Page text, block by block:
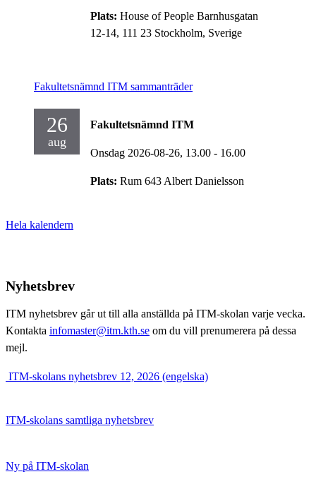
Plats: House of People Barnhusgatan
12-14, 111 23 Stockholm, Sverige
Fakultetsnämnd ITM sammanträder
26
aug
Fakultetsnämnd ITM
Onsdag 2026-08-26, 13.00 - 16.00
Plats: Rum 643 Albert Danielsson
Hela kalendern
Nyhetsbrev
ITM nyhetsbrev går ut till alla anställda på ITM-skolan varje vecka.
Kontakta infomaster@itm.kth.se om du vill prenumerera på dessa
mejl.
​ ITM-skolans nyhetsbrev 12, 2026 (engelska)
ITM-skolans samtliga nyhetsbrev
Ny på ITM-skolan